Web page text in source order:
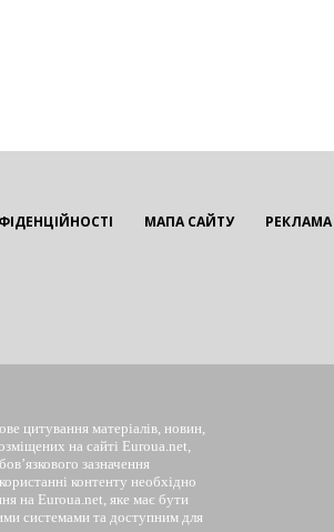
МАПА САЙТУ РЕКЛАМА
цитування матеріалів, новин,
на сайті Euroua.net,
зазначення
контенту необхідно
на Euroua.net, яке має бути
системами та доступним для